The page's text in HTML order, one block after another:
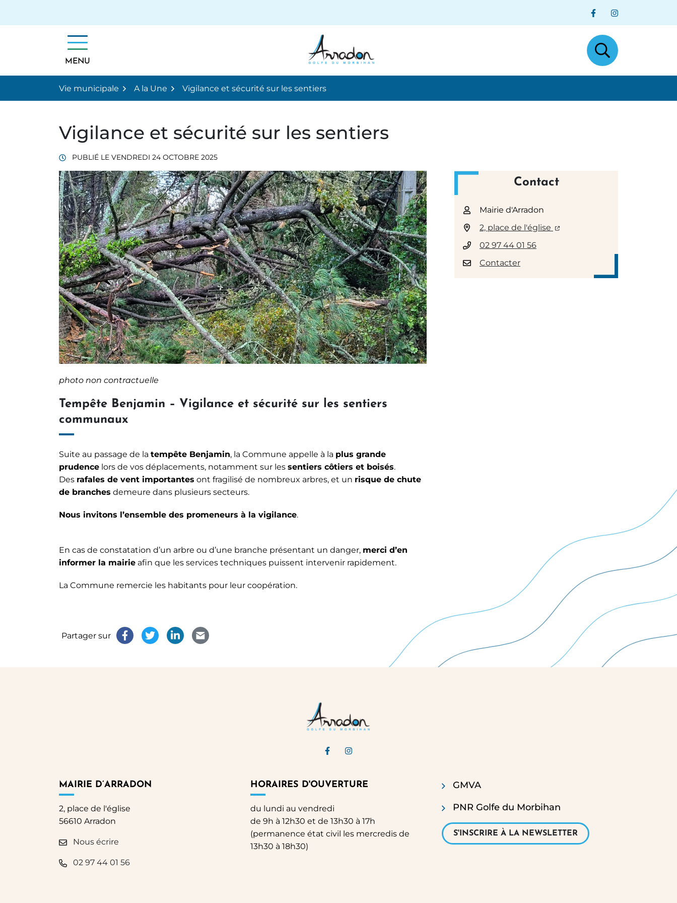
Lien vers le compte
Lien vers le
MENU
Vie municipale A la Une Vigilance et sécurité sur les sentiers
Vigilance et sécurité sur les sentiers
PUBLIÉ LE VENDREDI 24 OCTOBRE 2025
photo non contractuelle
Tempête Benjamin – Vigilance et sécurité sur les sentiers
communaux
Suite au passage de la tempête Benjamin, la Commune appelle à la plus grande
prudence lors de vos déplacements, notamment sur les sentiers côtiers et boisés.
Des rafales de vent importantes ont fragilisé de nombreux arbres, et un risque de chute
de branches demeure dans plusieurs secteurs.
Nous invitons l’ensemble des promeneurs à la vigilance.
En cas de constatation d’un arbre ou d’une branche présentant un danger, merci d’en
informer la mairie afin que les services techniques puissent intervenir rapidement.
La Commune remercie les habitants pour leur coopération.
Contact
Mairie d'Arradon
2, place de l'église
02 97 44 01 56
Contacter
Partager sur
Lien vers le compte Facebook
Lien vers le compte Instagram
MAIRIE D’ARRADON
2, place de l'église
56610 Arradon
Nous écrire
02 97 44 01 56
HORAIRES D'OUVERTURE
du lundi au vendredi
de 9h à 12h30 et de 13h30 à 17h
(permanence état civil les mercredis de
13h30 à 18h30)
GMVA
PNR Golfe du Morbihan
S'INSCRIRE À LA NEWSLETTER